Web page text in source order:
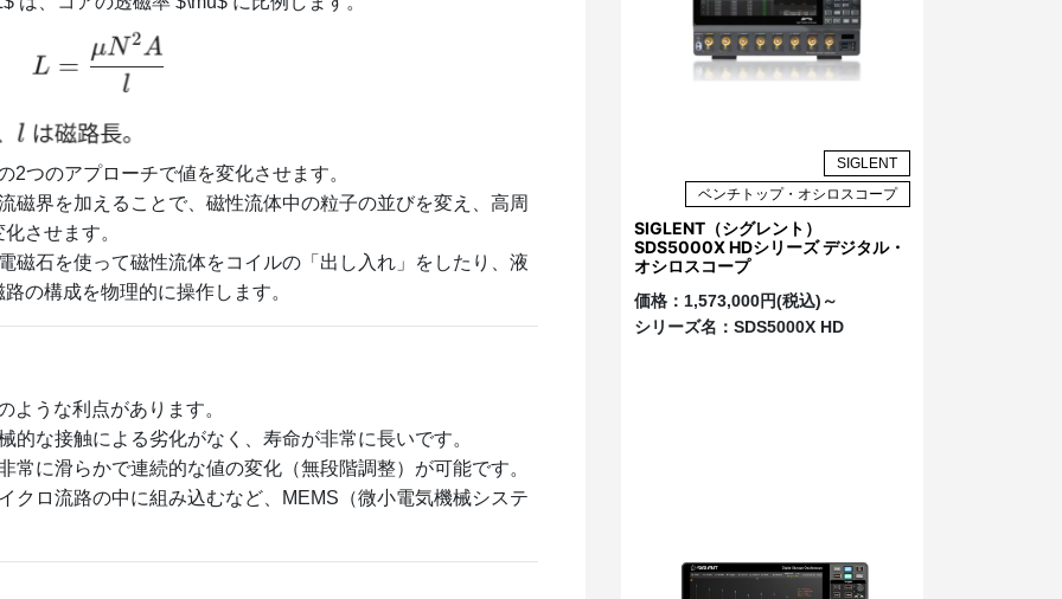
つのアプローチで値を変化させます。
磁界を加えることで、磁性流体中の粒子の並びを変え、高周
させます。
磁石を使って磁性流体をコイルの「出し入れ」をしたり、液
の構成を物理的に操作します。
ような利点があります。
的な接触による劣化がなく、寿命が非常に長いです。
常に滑らかで連続的な値の変化（無段階調整）が可能です。
クロ流路の中に組み込むなど、MEMS（微小電気機械システ
SIGLENT
ベンチトップ・オシロスコープ
SIGLENT（シグレント）
SDS5000X HDシリーズ デジタル・
オシロスコープ
価格： 1,573,000円(税込)～
シリーズ名： SDS5000X HD